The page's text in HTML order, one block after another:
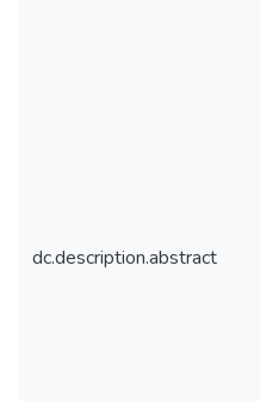
dc.description.abstract